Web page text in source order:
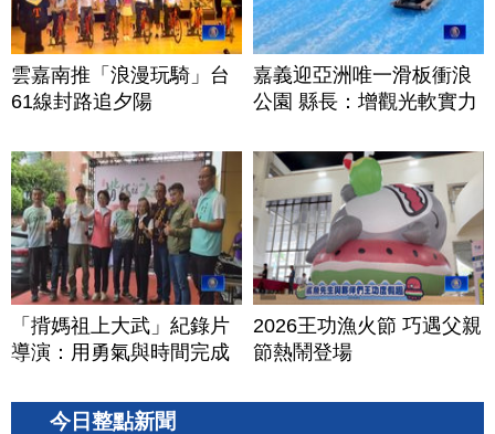
雲嘉南推「浪漫玩騎」台
61線封路追夕陽
嘉義迎亞洲唯一滑板衝浪
公園 縣長：增觀光軟實力
「揹媽祖上大武」紀錄片
導演：用勇氣與時間完成
2026王功漁火節 巧遇父親
節熱鬧登場
今日整點新聞